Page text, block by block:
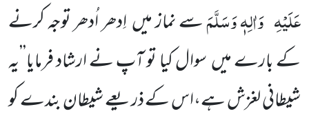
عَلَیْہِ وَاٰلِہٖ وَسَلَّمَسے نماز میں اِدھر اُدھر توجہ کرنے
کے بارے میں سوال کیا تو آپ نے ارشاد فرمایا’’یہ
شیطانی لغزش ہے،اس کے ذریعے شیطان بندے کو